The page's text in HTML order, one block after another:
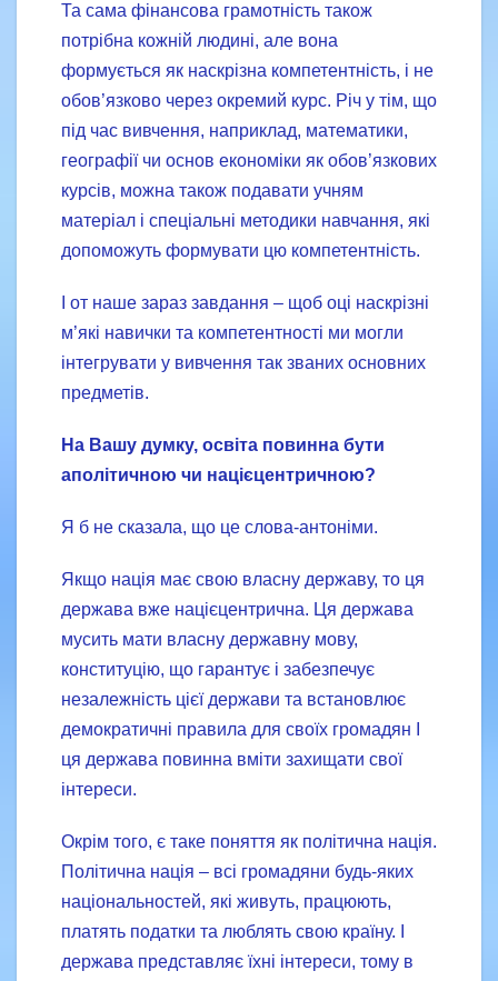
Та сама фінансова грамотність також
потрібна кожній людині, але вона
формується як наскрізна компетентність, і не
обов’язково через окремий курс. Річ у тім, що
під час вивчення, наприклад, математики,
географії чи основ економіки як обов’язкових
курсів, можна також подавати учням
матеріал і спеціальні методики навчання, які
допоможуть формувати цю компетентність.
І от наше зараз завдання – щоб оці наскрізні
м’які навички та компетентності ми могли
інтегрувати у вивчення так званих основних
предметів.
На Вашу думку, освіта повинна бути
аполітичною чи націєцентричною?
Я б не сказала, що це слова-антоніми.
Якщо нація має свою власну державу, то ця
держава вже націєцентрична. Ця держава
мусить мати власну державну мову,
конституцію, що гарантує і забезпечує
незалежність цієї держави та встановлює
демократичні правила для своїх громадян І
ця держава повинна вміти захищати свої
інтереси.
Окрім того, є таке поняття як політична нація.
Політична нація – всі громадяни будь-яких
національностей, які живуть, працюють,
платять податки та люблять свою країну. І
держава представляє їхні інтереси, тому в